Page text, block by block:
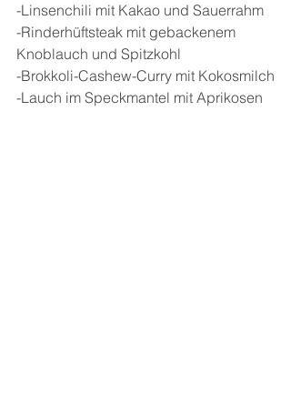
-Linsenchili mit Kakao und Sauerrahm
-Rinderhüftsteak mit gebackenem
Knoblauch und Spitzkohl
-Brokkoli-Cashew-Curry mit Kokosmilch
-Lauch im Speckmantel mit Aprikosen